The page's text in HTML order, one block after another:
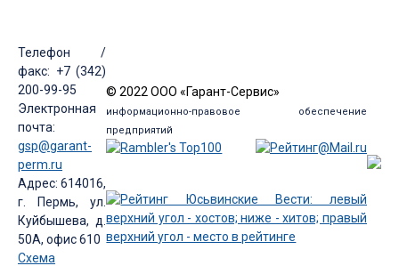
Телефон /
факс: +7 (342)
200-99-95
Электронная
почта:
gsp@garant-
perm.ru
Адрес: 614016,
г. Пермь, ул.
Куйбышева, д.
50А, офис 610
Схема
© 2022 ООО «Гарант-Сервис»
информационно-правовое обеспечение
предприятий